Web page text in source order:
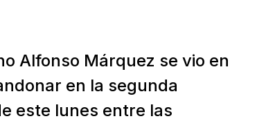
Alfonso Márquez se vio en
en la segunda
este lunes entre las